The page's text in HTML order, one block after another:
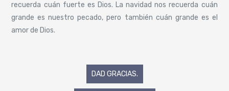
recuerda cuán fuerte es Dios. La navidad nos recuerda cuán
grande es nuestro pecado, pero también cuán grande es el
amor de Dios.
NavegaciónDAD GRACIAS.